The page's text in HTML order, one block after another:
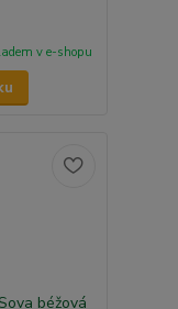
v e-shopu